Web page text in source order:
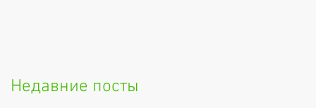
Недавние посты